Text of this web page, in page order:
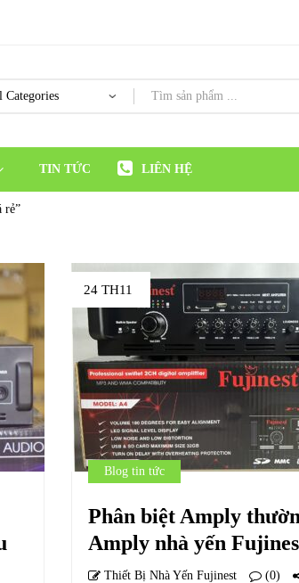
TIN TỨC LIÊN HỆ
rẻ”
24 TH11
Blog tin tức
Phân biệt Amply
Amply nhà yến
Thiết Bị Nhà Yến Fujinest (0)